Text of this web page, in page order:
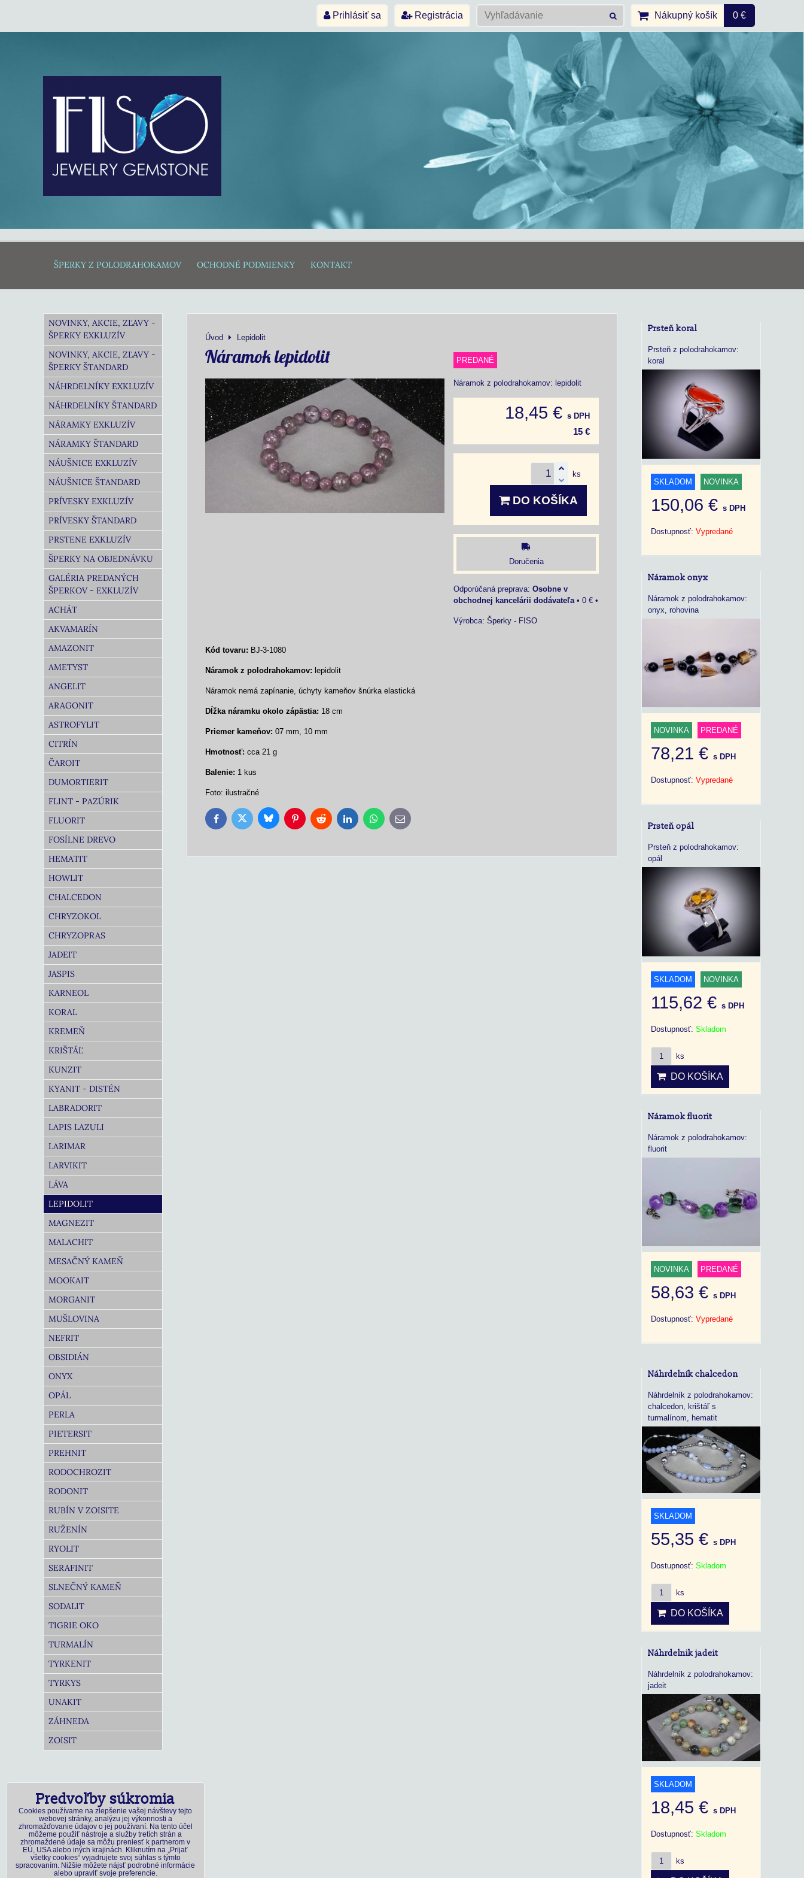
Prihlásiť sa Registrácia Nákupný košík 0 €
ŠPERKY Z POLODRAHOKAMOV OCHODNÉ PODMIENKY KONTAKT
Úvod Lepidolit
Náramok lepidolit PREDANÉ
Náramok z polodrahokamov: lepidolit
18,45 € s DPH
15 €
ks
DO KOŠÍKA
Doručenia
Osobne v
obchodnej kancelárii dodávateľa • 0 € •
Výrobca: Šperky - FISO
Kód tovaru: BJ-3-1080
Náramok z polodrahokamov: lepidolit
Náramok nemá zapínanie, úchyty kameňov šnúrka elastická
Dĺžka náramku okolo zápästia: 18 cm
Priemer kameňov: 07 mm, 10 mm
Hmotnosť: cca 21 g
Balenie: 1 kus
Foto: ilustračné
FacebookTwitter BlueskyPinterestReddit LinkedInWhatsApp
E-
mail
NOVINKY, AKCIE, ZĽAVY -
ŠPERKY EXKLUZÍV
NOVINKY, AKCIE, ZĽAVY -
ŠPERKY ŠTANDARD
NÁHRDELNÍKY EXKLUZÍV
NÁHRDELNÍKY ŠTANDARD
NÁRAMKY EXKLUZÍV
NÁRAMKY ŠTANDARD
NÁUŠNICE EXKLUZÍV
NÁUŠNICE ŠTANDARD
PRÍVESKY EXKLUZÍV
PRÍVESKY ŠTANDARD
PRSTENE EXKLUZÍV
ŠPERKY NA OBJEDNÁVKU
GALÉRIA PREDANÝCH
ŠPERKOV - EXKLUZÍV
ACHÁT
AKVAMARÍN
AMAZONIT
AMETYST
ANGELIT
ARAGONIT
ASTROFYLIT
CITRÍN
ČAROIT
DUMORTIERIT
FLINT - PAZÚRIK
FLUORIT
FOSÍLNE DREVO
HEMATIT
HOWLIT
CHALCEDON
CHRYZOKOL
CHRYZOPRAS
JADEIT
JASPIS
KARNEOL
KORAL
KREMEŇ
KRIŠTÁĽ
KUNZIT
KYANIT - DISTÉN
LABRADORIT
LAPIS LAZULI
LARIMAR
LARVIKIT
LÁVA
LEPIDOLIT
MAGNEZIT
MALACHIT
MESAČNÝ KAMEŇ
MOOKAIT
MORGANIT
MUŠLOVINA
NEFRIT
OBSIDIÁN
ONYX
OPÁL
PERLA
PIETERSIT
PREHNIT
RODOCHROZIT
RODONIT
RUBÍN V ZOISITE
RUŽENÍN
RYOLIT
SERAFINIT
SLNEČNÝ KAMEŇ
SODALIT
TIGRIE OKO
TURMALÍN
TYRKENIT
TYRKYS
UNAKIT
ZÁHNEDA
ZOISIT
Prsteň koral
Prsteň z polodrahokamov:
koral
SKLADOM NOVINKA
150,06 € s DPH
Dostupnosť: Vypredané
Náramok onyx
Náramok z polodrahokamov:
onyx, rohovina
NOVINKA PREDANÉ
78,21 € s DPH
Dostupnosť: Vypredané
Prsteň opál
Prsteň z polodrahokamov:
opál
SKLADOM NOVINKA
115,62 € s DPH
Dostupnosť: Skladom
ks
DO KOŠÍKA
Náramok fluorit
Náramok z polodrahokamov:
fluorit
NOVINKA PREDANÉ
58,63 € s DPH
Dostupnosť: Vypredané
Náhrdelník chalcedon
Náhrdelník z polodrahokamov:
chalcedon, krištáľ s
turmalínom, hematit
SKLADOM
55,35 € s DPH
Dostupnosť: Skladom
ks
DO KOŠÍKA
Náhrdelnik jadeit
Náhrdelník z polodrahokamov:
jadeit
SKLADOM
18,45 € s DPH
Dostupnosť: Skladom
ks
Predvoľby súkromia
Cookies používame na zlepšenie vašej návštevy tejto
webovej stránky, analýzu jej výkonnosti a
zhromažďovanie údajov o jej používaní. Na tento účel
môžeme použiť nástroje a služby tretích strán a
zhromaždené údaje sa môžu preniesť k partnerom v
EÚ, USA alebo iných krajinách. Kliknutím na „Prijať
všetky cookies“ vyjadrujete svoj súhlas s týmto
spracovaním. Nižšie môžete nájsť podrobné informácie
alebo upraviť svoje preferencie.